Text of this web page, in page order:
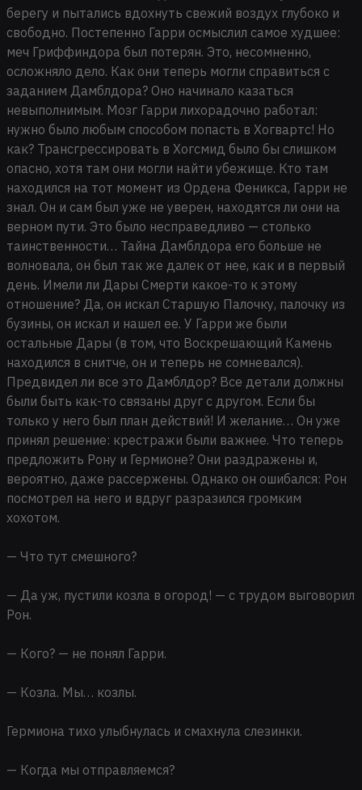
берегу и пытались вдохнуть свежий воздух глубоко и
свободно. Постепенно Гарри осмыслил самое худшее:
меч Гриффиндора был потерян. Это, несомненно,
осложняло дело. Как они теперь могли справиться с
заданием Дамблдора? Оно начинало казаться
невыполнимым. Мозг Гарри лихорадочно работал:
нужно было любым способом попасть в Хогвартс! Но
как? Трансгрессировать в Хогсмид было бы слишком
опасно, хотя там они могли найти убежище. Кто там
находился на тот момент из Ордена Феникса, Гарри не
знал. Он и сам был уже не уверен, находятся ли они на
верном пути. Это было несправедливо — столько
таинственности… Тайна Дамблдора его больше не
волновала, он был так же далек от нее, как и в первый
день. Имели ли Дары Смерти какое-то к этому
отношение? Да, он искал Старшую Палочку, палочку из
бузины, он искал и нашел ее. У Гарри же были
остальные Дары (в том, что Воскрешающий Камень
находился в снитче, он и теперь не сомневался).
Предвидел ли все это Дамблдор? Все детали должны
были быть как-то связаны друг с другом. Если бы
только у него был план действий! И желание… Он уже
принял решение: крестражи были важнее. Что теперь
предложить Рону и Гермионе? Они раздражены и,
вероятно, даже рассержены. Однако он ошибался: Рон
посмотрел на него и вдруг разразился громким
хохотом.
— Что тут смешного?
— Да уж, пустили козла в огород! — с трудом выговорил
Рон.
— Кого? — не понял Гарри.
— Козла. Мы… козлы.
Гермиона тихо улыбнулась и смахнула слезинки.
— Когда мы отправляемся?